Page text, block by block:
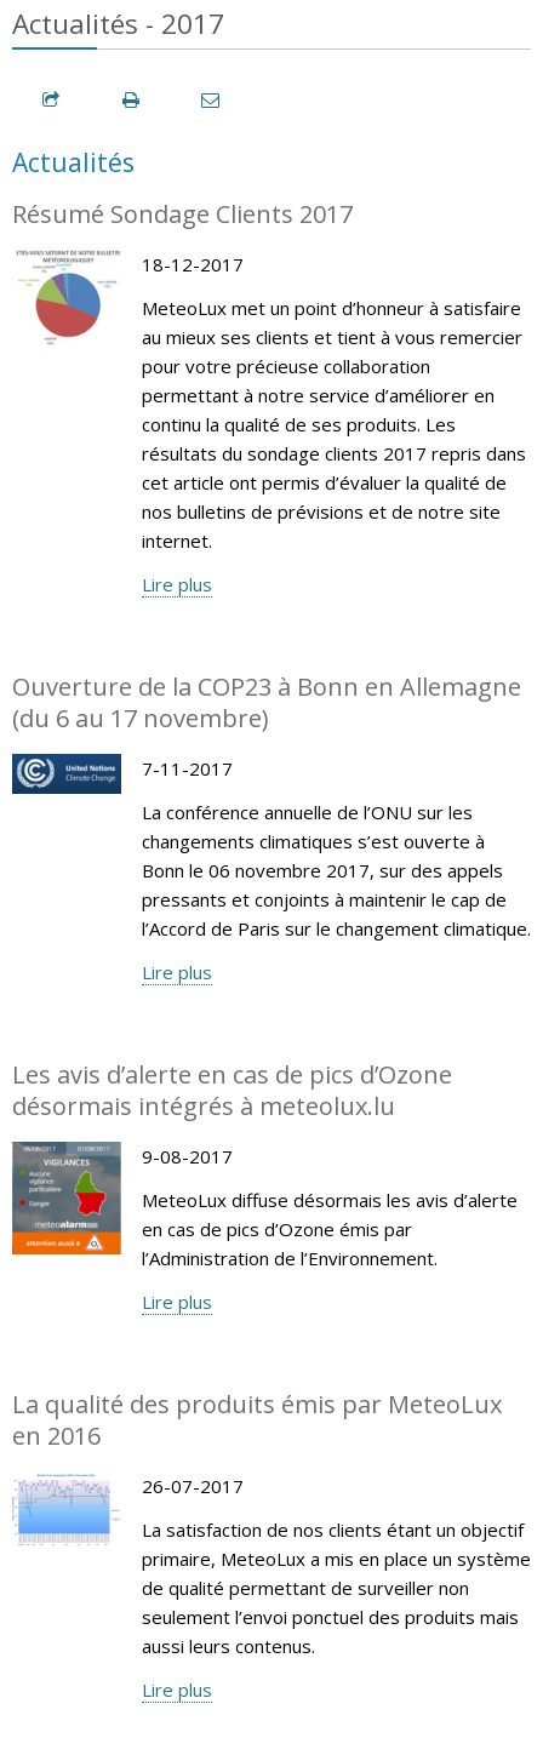
Actualités - 2017
Actualités
Résumé Sondage Clients 2017
18-12-2017
MeteoLux met un point d’honneur à satisfaire
au mieux ses clients et tient à vous remercier
pour votre précieuse collaboration
permettant à notre service d’améliorer en
continu la qualité de ses produits. Les
résultats du sondage clients 2017 repris dans
cet article ont permis d’évaluer la qualité de
nos bulletins de prévisions et de notre site
internet.
Lire plus
Ouverture de la COP23 à Bonn en Allemagne
(du 6 au 17 novembre)
7-11-2017
La conférence annuelle de l’ONU sur les
changements climatiques s’est ouverte à
Bonn le 06 novembre 2017, sur des appels
pressants et conjoints à maintenir le cap de
l’Accord de Paris sur le changement climatique.
Lire plus
Les avis d’alerte en cas de pics d’Ozone
désormais intégrés à meteolux.lu
9-08-2017
MeteoLux diffuse désormais les avis d’alerte
en cas de pics d’Ozone émis par
l’Administration de l’Environnement.
Lire plus
La qualité des produits émis par MeteoLux
en 2016
26-07-2017
La satisfaction de nos clients étant un objectif
primaire, MeteoLux a mis en place un système
de qualité permettant de surveiller non
seulement l’envoi ponctuel des produits mais
aussi leurs contenus.
Lire plus